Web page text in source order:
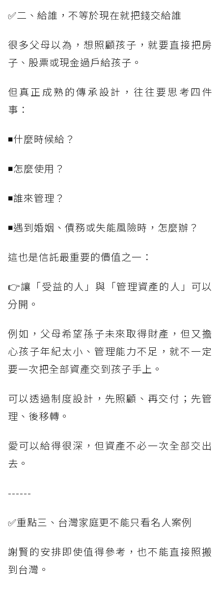
✅二、給誰，不等於現在就把錢交給誰
很多父母以為，想照顧孩子，就要直接把房
子、股票或現金過戶給孩子。
但真正成熟的傳承設計，往往要思考四件
事：
◾什麼時候給？
◾怎麼使用？
◾誰來管理？
◾遇到婚姻、債務或失能風險時，怎麼辦？
這也是信託最重要的價值之一：
👉讓「受益的人」與「管理資產的人」可以
分開。
例如，父母希望孫子未來取得財產，但又擔
心孩子年紀太小、管理能力不足，就不一定
要一次把全部資產交到孩子手上。
可以透過制度設計，先照顧、再交付；先管
理、後移轉。
愛可以給得很深，但資產不必一次全部交出
去。
------
✅重點三、台灣家庭更不能只看名人案例
謝賢的安排即使值得參考，也不能直接照搬
到台灣。